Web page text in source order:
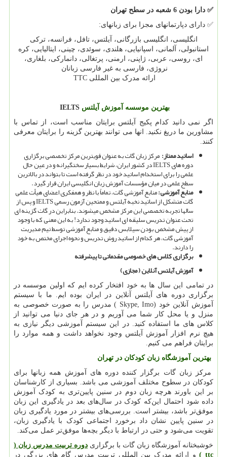
✅ دارا بودن 6 شعبه در سطح تهران
✅ دارای دپارتمانهای مجزا برای زبانهای:
انگلیسی، انگلیسی بازرگانی، آیلتس، تافل، فرانسه، ترکی
استانبولی، آلمانی، اسپانیایی، هلندی، سوئدی، چینی، ایتالیایی، کره
ای، روسی، عربی، ژاپنی، ارمنی، پرتغالی، دانمارکی، بلغاری،
نروژی، فارسی به غیر فارسی زبانان
ارائه مدرک بین المللی TTC
بهترین موسسه آموزش آیلتس IELTS
اگر نمی دانید کدام پکیج آیلتس برایتان مناسب است، از تماس با
مشاورین ما دریغ نکنید. انها می توانند بهترین گزینه را برایتان معرفی
کنند.
اساتید ممتاز:مرکز زبان گات به عنوان قویترین مرکز تخصصی برگزاری
دوره هایIELTSدر کشور ایران، شرایط بسیار سختگیرانه و در عین حال
علمی را برای استخدام اساتید خود در نظر گرفته است تا بتواند در بالاترین
سطح علمی در میان مؤسسات آموزش زبان انگلیسی ایران قرار گیرد.
منابع آموزشی:منابع آموزشی گات، تماماً با نظر و همفکری اعضای هیأت علمی
گات متشکل از اساتید نخبه آیلتس و ممتحین آزمون رسمیIELTSو پس از
سالها تجربه تخصصی این مرکز مشخص می­شوند. بنابراین در گات گزینه ای
تحت عنوان تدریس سلیقه ای اساتید وجود ندارد! به این معنی که با وجود
از پیش مشخص بودن سیلابس دقیق و منابع آموزشی توسط تیم مدیریت
آموزشی گات، هر کدام از اساتید روش تدریس و نحوه اجرای مختص به خود
را دارند.
برگزاری کلاس های خصوصی مقدماتی تا پیشرفته
آموزش آیلتس آنلاین ( مجازی(
در تمامی این سال ها به خود افتخار کرده ایم که اولین موسسه در
برگزاری دوره های آیلتس آنلاین در ایران بوده ایم. ما با سیستم
آموزش آنلاین خود ( Skype, Imo) مدرس را به صورت خصوصی به
منزل و یا محل کار شما می آوریم و در هر جای دنیا می توانید از
کلاس های ما استفاده کنید. در این سیستم آموزشی دیگر نیازی به
هیچ نرم افزار آموزش آیلتس وجود نخواهد داشت و همه موارد را
برایتان فراهم می کنیم.
بهترین آموزشگاه زبان کودکان در تهران
مرکز زبان گات برگزار کننده دوره های آموزش همه زبانها برای
کودکان در سطوح مختلف آموزشی می باشد. بسیاری از کار‌شناسان
بر این باورند هرچه زبان دوم در سنین پایین‌تری به کودک آموزش
داده شود احتمال این‌که کودک در سال‌های بعد در یادگیری این زبان
موفق‌تر باشد، بیشتر است. بررسی‌های بیشتر در مورد یادگیری زبان
در سنین پایین نشان داد برخورد اجتماعی‌ کودک با یادگیری زبان،
تقویت می‌شود و حتی در ارتباط با دیگر بچه‌ها موفق‌تر عمل می‌کند.
خوشبختانه آموزشگاه زبان گات با برگزاری دوره تربیت مدرس زبان (
ttc
) و ارائه مدرک بین المللی تربیت مدرس گام های بزرگی در